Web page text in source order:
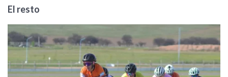
El resto